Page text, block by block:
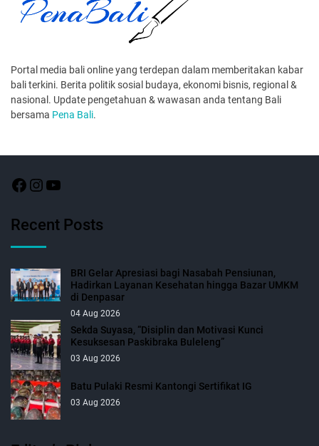
Portal media bali online yang terdepan dalam memberitakan kabar
bali terkini. Berita politik sosial budaya, ekonomi bisnis, regional &
nasional. Update pengetahuan & wawasan anda tentang Bali
bersama Pena Bali.
Recent Posts
BRI Gelar Apresiasi bagi Nasabah Pensiunan,
Hadirkan Layanan Kesehatan hingga Bazar UMKM
di Denpasar
04 Aug 2026
Sekda Suyasa, “Disiplin dan Motivasi Kunci
Kesuksesan Paskibraka Buleleng”
03 Aug 2026
Batu Pulaki Resmi Kantongi Sertifikat IG
03 Aug 2026